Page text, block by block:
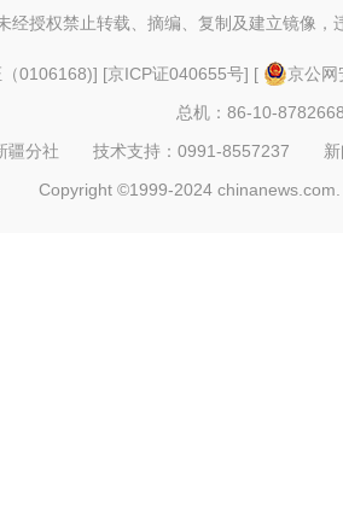
经授权禁止转载、摘编、复制及建立镜像，
0106168)] [京ICP证040655号] [
京公
总机：86-10-
新疆分社 技术支持：0991-8557237
Copyright ©1999-2024